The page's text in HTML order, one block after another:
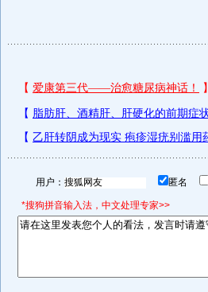
用户： 匿名
*搜狗拼音输入法，中文处理专家>>